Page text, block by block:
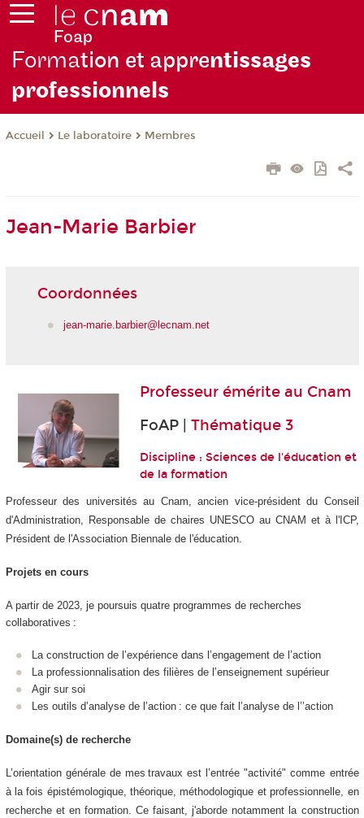
Formation et apprentissages
professionnels
Accueil Le laboratoire Membres
Jean-Marie Barbier
Coordonnées
jean-marie.barbier@lecnam.net
Professeur émérite au Cnam
FoAP | Thématique 3
Discipline : Sciences de l'éducation et
de la formation
Professeur des universités au Cnam, ancien vice-président du Conseil
d'Administration, Responsable de chaires UNESCO au CNAM et à l'ICP,
Président de l'Association Biennale de l'éducation.
Projets en cours
A partir de 2023, je poursuis quatre programmes de recherches
collaboratives :
La construction de l’expérience dans l’engagement de l’action
La professionnalisation des filières de l’enseignement supérieur
Agir sur soi
Les outils d’analyse de l’action : ce que fait l’analyse de l’’action
Domaine(s) de recherche
L’orientation générale de mes travaux est l’entrée "activité" comme entrée
à la fois épistémologique, théorique, méthodologique et professionnelle, en
recherche et en formation. Ce faisant, j'aborde notamment la construction